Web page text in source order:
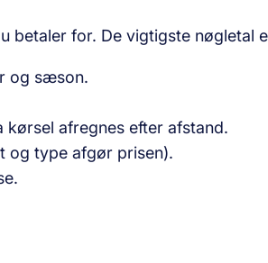
betaler for. De vigtigste nøgletal
og sæson.
afregnes efter afstand.
og type afgør prisen).